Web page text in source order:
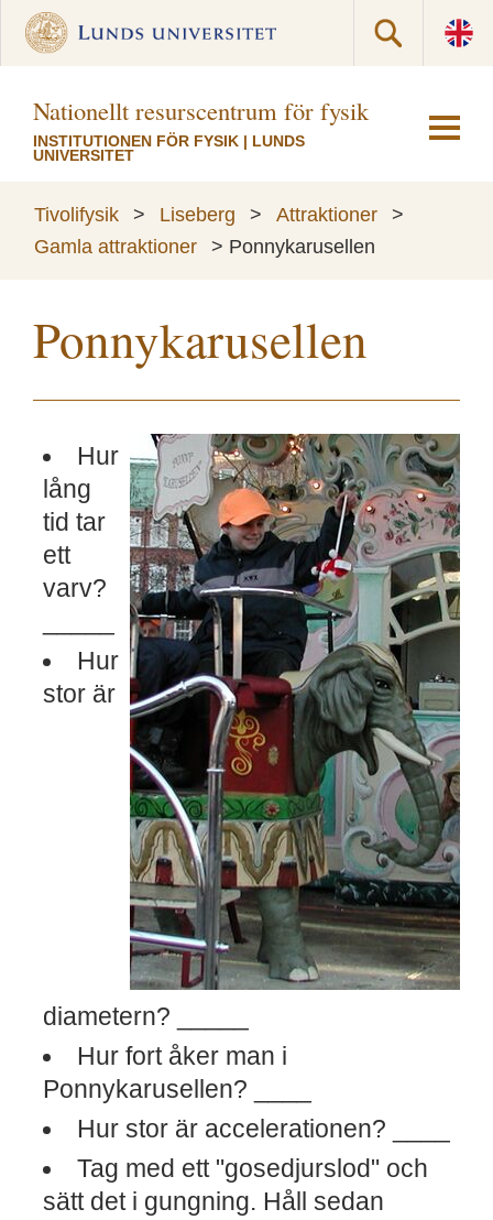
Nationellt resurscentrum för fysik
INSTITUTIONEN FÖR FYSIK | LUNDS
UNIVERSITET
Tivolifysik > Liseberg > Attraktioner
>
Gamla attraktioner
> Ponnykarusellen
Ponnykarusellen
Hur
lång
tid tar
ett
varv?
Hur
stor är
diametern? _____
Hur fort åker man i
Ponnykarusellen? ____
Hur stor är accelerationen? ____
Tag med ett "gosedjurslod" och
sätt det i gungning. Håll sedan